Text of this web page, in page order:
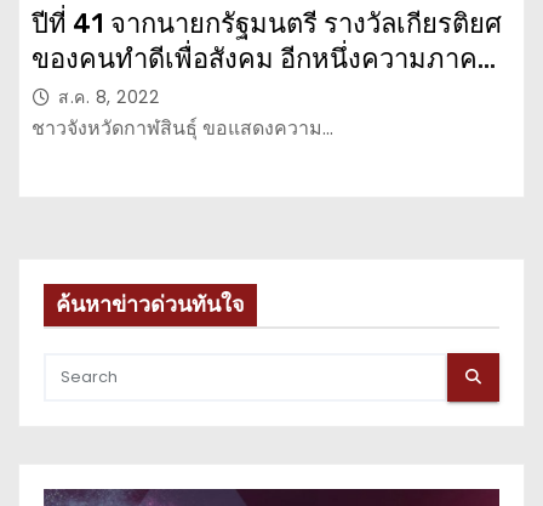
ปีที่ 41 จากนายกรัฐมนตรี รางวัลเกียรติยศ
ของคนทำดีเพื่อสังคม อีกหนึ่งความภาค
ภูมิใจของชาวกาฬสินธุ์
ส.ค. 8, 2022
ชาวจังหวัดกาฬสินธุ์ ขอแสดงความ…
ค้นหาข่าวด่วนทันใจ